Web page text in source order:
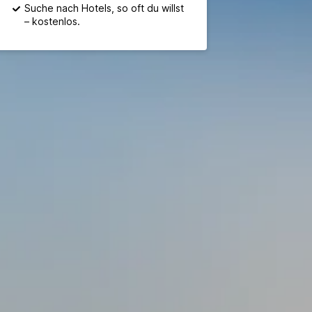
Suche nach Hotels, so oft du willst
– kostenlos.